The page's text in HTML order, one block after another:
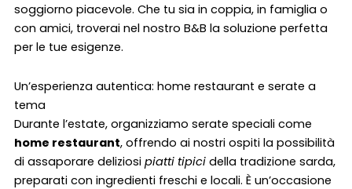
soggiorno piacevole. Che tu sia in coppia, in famiglia o
con amici, troverai nel nostro B&B la soluzione perfetta
per le tue esigenze.
Un’esperienza autentica: home restaurant e serate a
tema
Durante l’estate, organizziamo serate speciali come
home restaurant, offrendo ai nostri ospiti la possibilità
di assaporare deliziosi piatti tipici della tradizione sarda,
preparati con ingredienti freschi e locali. È un’occasione